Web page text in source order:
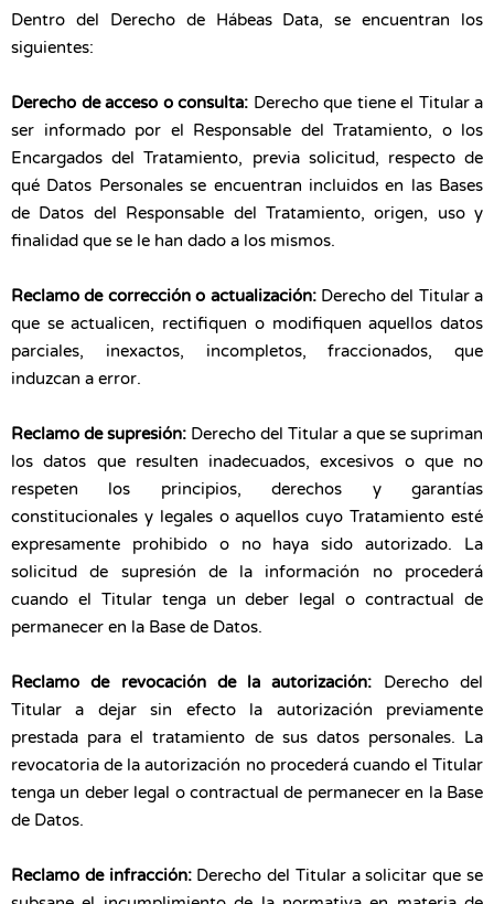
Dentro del Derecho de Hábeas Data, se encuentran los
siguientes:
Derecho de acceso o consulta: Derecho que tiene el Titular a
ser informado por el Responsable del Tratamiento, o los
Encargados del Tratamiento, previa solicitud, respecto de
qué Datos Personales se encuentran incluidos en las Bases
de Datos del Responsable del Tratamiento, origen, uso y
finalidad que se le han dado a los mismos.
Reclamo de corrección o actualización:Derecho del Titular a
que se actualicen, rectifiquen o modifiquen aquellos datos
parciales, inexactos, incompletos, fraccionados, que
induzcan a error.
Reclamo de supresión: Derecho del Titular a que se supriman
los datos que resulten inadecuados, excesivos o que no
respeten los principios, derechos y garantías
constitucionales y legales o aquellos cuyo Tratamiento esté
expresamente prohibido o no haya sido autorizado. La
solicitud de supresión de la información no procederá
cuando el Titular tenga un deber legal o contractual de
permanecer en la Base de Datos.
Reclamo de revocación de la autorización: Derecho del
Titular a dejar sin efecto la autorización previamente
prestada para el tratamiento de sus datos personales. La
revocatoria de la autorización no procederá cuando el Titular
tenga un deber legal o contractual de permanecer en la Base
de Datos.
Reclamo de infracción: Derecho del Titular a solicitar que se